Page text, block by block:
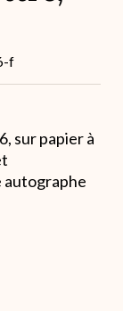
f
sur papier à
autographe